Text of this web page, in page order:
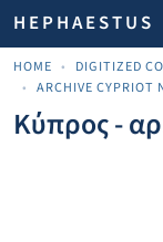
HEPHAESTUS
HOME
Κύπρος -